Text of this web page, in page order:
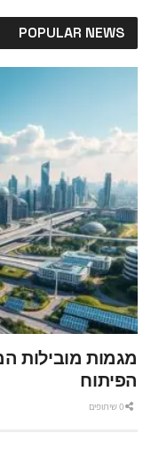
POPULAR NEWS
מגמות מובילות
הפיתוח